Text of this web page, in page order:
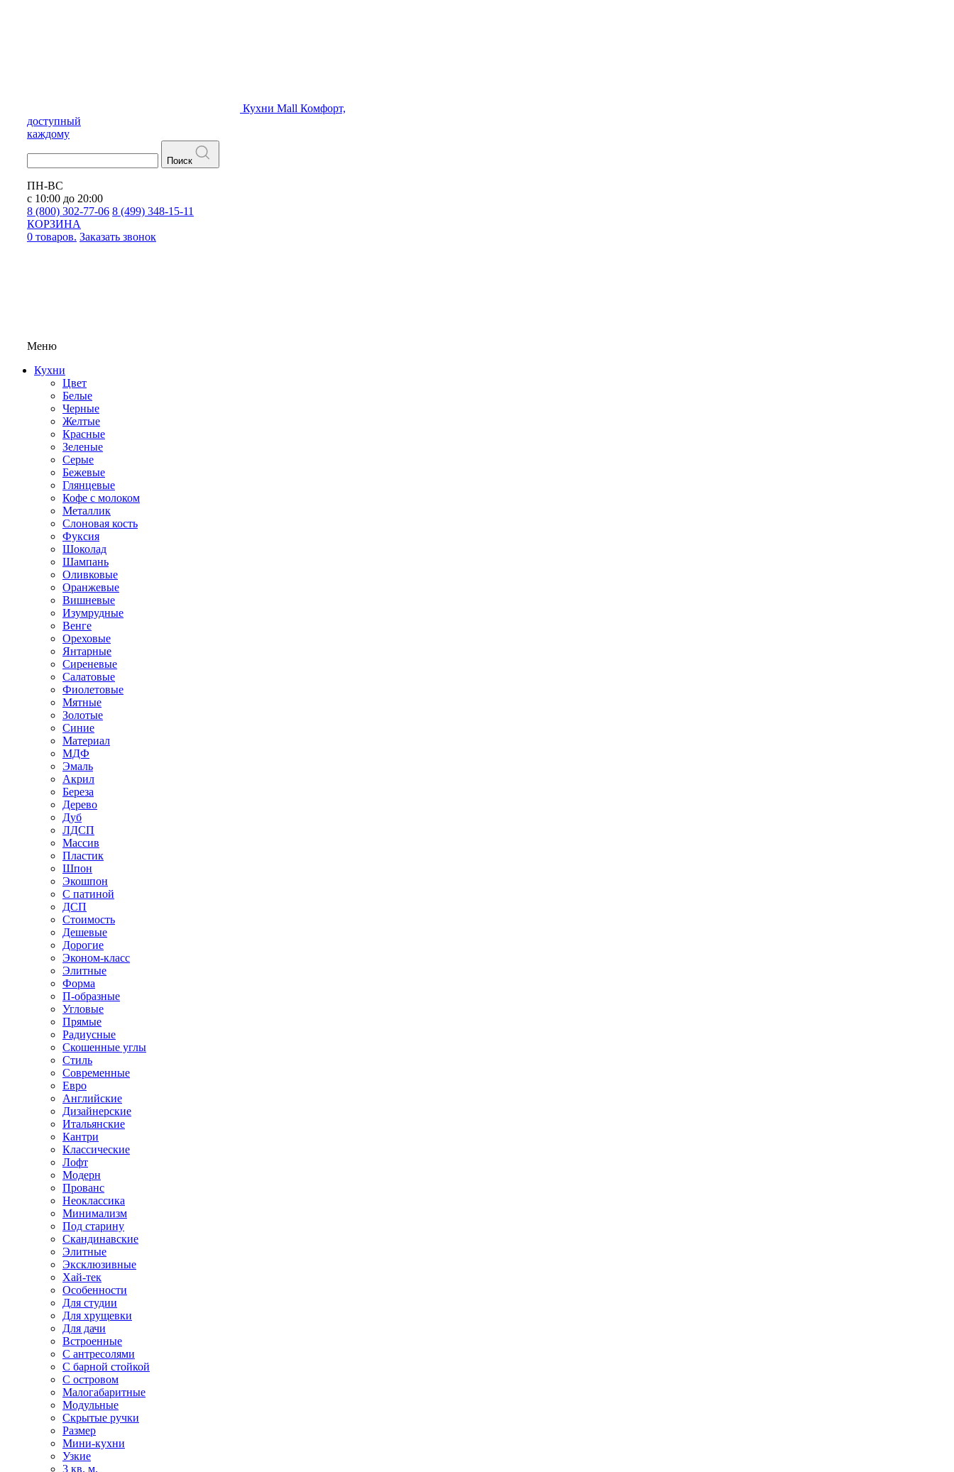
Кухни Mall Комфорт,
доступный
каждому
Поиск
ПН-ВС
с 10:00 до 20:00
8 (800) 302-77-06 8 (499) 348-15-11
КОРЗИНА
0 товаров. Заказать звонок
Меню
Кухни
Цвет
Белые
Черные
Желтые
Красные
Зеленые
Серые
Бежевые
Глянцевые
Кофе с молоком
Металлик
Слоновая кость
Фуксия
Шоколад
Шампань
Оливковые
Оранжевые
Вишневые
Изумрудные
Венге
Ореховые
Янтарные
Сиреневые
Салатовые
Фиолетовые
Мятные
Золотые
Синие
Материал
МДФ
Эмаль
Акрил
Береза
Дерево
Дуб
ЛДСП
Массив
Пластик
Шпон
Экошпон
С патиной
ДСП
Стоимость
Дешевые
Дорогие
Эконом-класс
Элитные
Форма
П-образные
Угловые
Прямые
Радиусные
Скошенные углы
Стиль
Современные
Евро
Английские
Дизайнерские
Итальянские
Кантри
Классические
Лофт
Модерн
Прованс
Неоклассика
Минимализм
Под старину
Скандинавские
Элитные
Эксклюзивные
Хай-тек
Особенности
Для студии
Для хрущевки
Для дачи
Встроенные
С антресолями
С барной стойкой
С островом
Малогабаритные
Модульные
Скрытые ручки
Размер
Мини-кухни
Узкие
3 кв. м.